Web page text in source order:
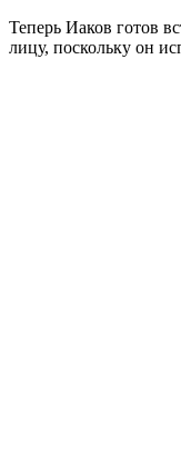
Теперь Иаков готов
лицу, поскольку он